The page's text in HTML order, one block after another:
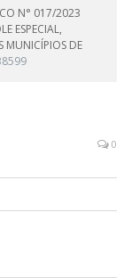
N° 017/2023
ESPECIAL,
MUNICÍPIOS DE
0